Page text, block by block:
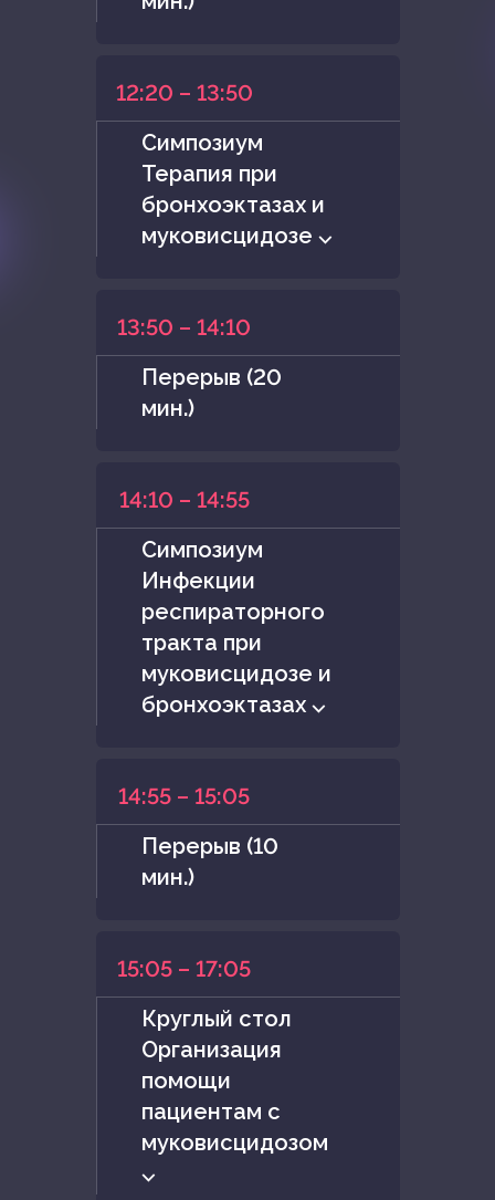
12:20 – 13:50
Симпозиум
Терапия при
бронхоэктазах и
муковисцидозе ⌵
13:50 – 14:10
Перерыв (20
мин.)
14:10 – 14:55
Симпозиум
Инфекции
респираторного
тракта при
муковисцидозе и
бронхоэктазах ⌵
14:55 – 15:05
Перерыв (10
мин.)
15:05 – 17:05
Круглый стол
Организация
помощи
пациентам с
муковисцидозом
⌵